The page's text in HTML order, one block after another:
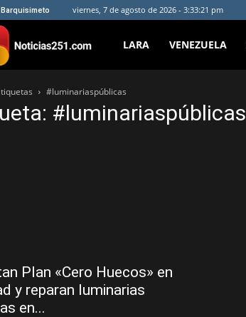
Barquisimeto viernes, 7 de agosto de 2026 - 3:33:21 pm
Noticias251
LARA VENEZUELA
#luminariaspúblicas
#luminariaspúblicas
Plan «Cero Huecos» en
y reparan luminarias
en...